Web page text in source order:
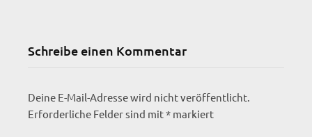
Schreibe einen Kommentar
Deine E-Mail-Adresse wird nicht veröffentlicht.
Erforderliche Felder sind mit* markiert